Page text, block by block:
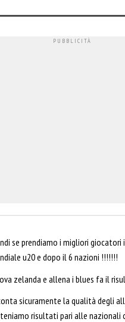
se prendiamo i migliori
u20 e dopo il 6 nazioni !!!!!!!
zelanda e allena i blues fa il
sicuramente la qualità degli
risultati pari alle nazionali